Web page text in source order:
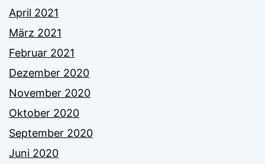
April 2021
März 2021
Februar 2021
Dezember 2020
November 2020
Oktober 2020
September 2020
Juni 2020